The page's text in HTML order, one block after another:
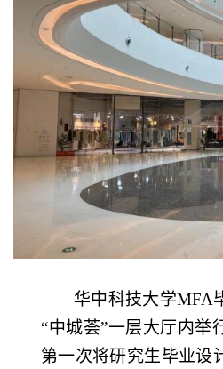
华中科技大学MFA
“中城荟”一层大厅内举
第一次将研究生毕业设